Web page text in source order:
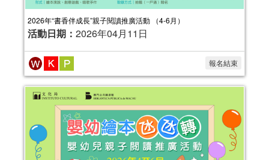
2026年“書香伴成長”親子閱讀推廣活動 （4-6月）
活動日期： 2026年04月11日
報名結束